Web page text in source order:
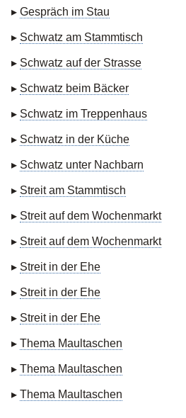
▸Gespräch im Stau
▸ Schwatz am Stammtisch
▸ Schwatz auf der Strasse
▸ Schwatz beim Bäcker
▸ Schwatz im Treppenhaus
▸ Schwatz in der Küche
▸ Schwatz unter Nachbarn
▸ Streit am Stammtisch
▸ Streit auf dem Wochenmarkt
▸ Streit auf dem Wochenmarkt
▸ Streit in der Ehe
▸ Streit in der Ehe
▸ Streit in der Ehe
▸Thema Maultaschen
▸Thema Maultaschen
▸Thema Maultaschen